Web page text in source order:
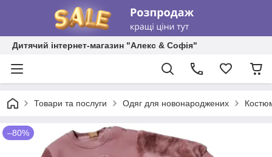
Дитячий інтернет-магазин "Алекс & Софія"
Товари та послуги Одяг для новонароджених
–80%